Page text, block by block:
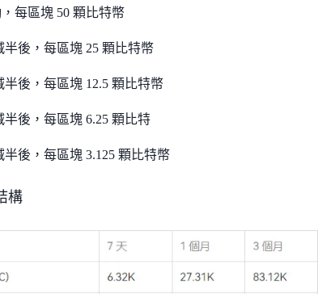
每區塊 50 顆比特幣
半後，每區塊 25 顆比特幣
半後，每區塊 12.5 顆比特幣
半後，每區塊 6.25 顆比特
半後，每區塊 3.125 顆比特幣
構